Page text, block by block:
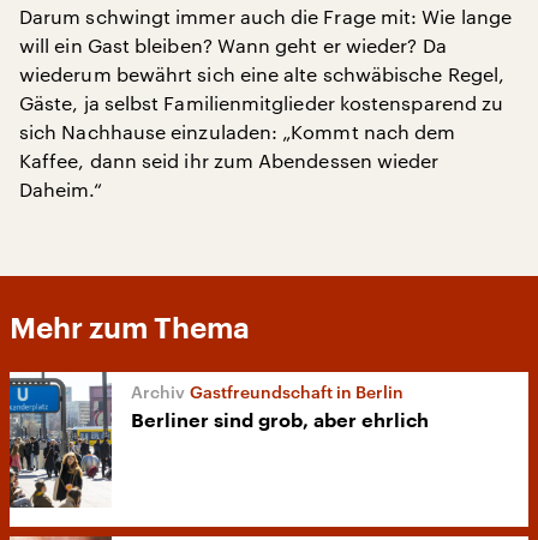
Darum schwingt immer auch die Frage mit: Wie lange
will ein Gast bleiben? Wann geht er wieder? Da
wiederum bewährt sich eine alte schwäbische Regel,
Gäste, ja selbst Familienmitglieder kostensparend zu
sich Nachhause einzuladen: „Kommt nach dem
Kaffee, dann seid ihr zum Abendessen wieder
Daheim.“
Mehr zum Thema
Gastfreundschaft in Berlin
Berliner sind grob, aber ehrlich